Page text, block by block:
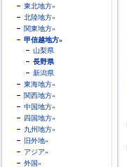
東北地方»
北陸地方»
関東地方»
甲信越地方»
山梨県
長野県
新潟県
東海地方»
関西地方»
中国地方»
四国地方»
九州地方»
旧外地»
アジア»
外国»